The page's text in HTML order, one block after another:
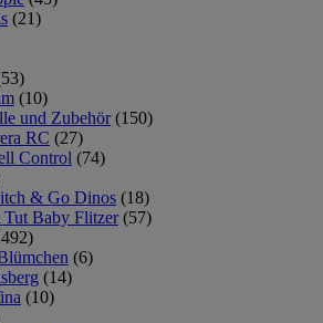
(21)
(10)
und Zubehör (150)
RC (27)
Control (74)
& Go Dinos (18)
Baby Flitzer (57)
(6)
(14)
(10)